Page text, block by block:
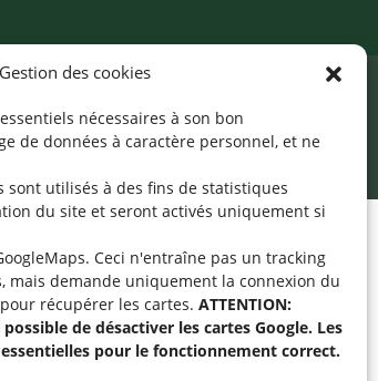
Gestion des cookies
nécessaires à son bon
de données à caractère personnel, et ne
sont utilisés à des fins de statistiques
du site et seront activés uniquement si
Ceci n'entraîne pas un tracking
mais demande uniquement la connexion du
récupérer les cartes. ATTENTION:
de désactiver les cartes Google. Les
pour le fonctionnement correct.
/